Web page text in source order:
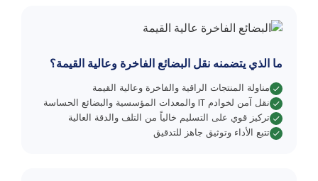
ما الذي يتضمنه نقل البضائع الفاخرة وعالية القيمة؟
مناولة المنتجات الراقية والفاخرة وعالية القيمة
نقل آمن لخوادم IT والمعدات المؤسسية والبضائع الحساسة
تركيز قوي على التسليم خالياً من التلف والدقة العالية
تتبع الأداء وتوثيق جاهز للتدقيق